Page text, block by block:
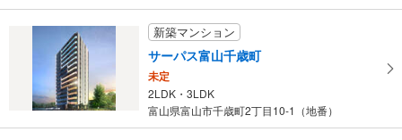
新築マンション
サーパス富山千歳町
未定
2LDK・3LDK
富山県富山市千歳町2丁目10-1（地番）